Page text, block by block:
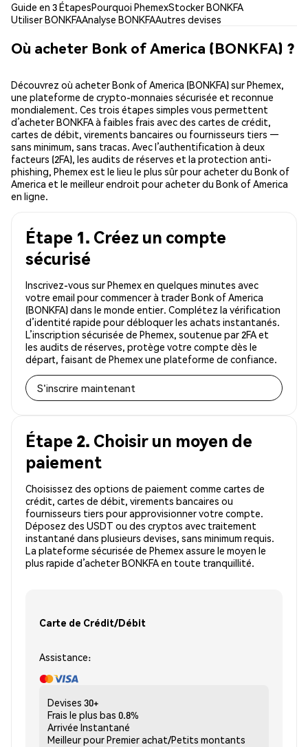
Guide en 3 ÉtapesPourquoi PhemexStocker BONKFA
Utiliser BONKFAAnalyse BONKFAAutres devises
Où acheter Bonk of America (BONKFA) ?
Découvrez où acheter Bonk of America (BONKFA) sur Phemex,
une plateforme de crypto-monnaies sécurisée et reconnue
mondialement. Ces trois étapes simples vous permettent
d’acheter BONKFA à faibles frais avec des cartes de crédit,
cartes de débit, virements bancaires ou fournisseurs tiers —
sans minimum, sans tracas. Avec l’authentification à deux
facteurs (2FA), les audits de réserves et la protection anti-
phishing, Phemex est le lieu le plus sûr pour acheter du Bonk of
America et le meilleur endroit pour acheter du Bonk of America
en ligne.
Étape 1. Créez un compte
sécurisé
Inscrivez-vous sur Phemex en quelques minutes avec
votre email pour commencer à trader Bonk of America
(BONKFA) dans le monde entier. Complétez la vérification
d’identité rapide pour débloquer les achats instantanés.
L’inscription sécurisée de Phemex, soutenue par 2FA et
les audits de réserves, protège votre compte dès le
départ, faisant de Phemex une plateforme de confiance.
S'inscrire maintenant
Étape 2. Choisir un moyen de
paiement
Choisissez des options de paiement comme cartes de
crédit, cartes de débit, virements bancaires ou
fournisseurs tiers pour approvisionner votre compte.
Déposez des USDT ou des cryptos avec traitement
instantané dans plusieurs devises, sans minimum requis.
La plateforme sécurisée de Phemex assure le moyen le
plus rapide d’acheter BONKFA en toute tranquillité.
Carte de Crédit/Débit
Assistance:
Devises 30+
Frais le plus bas 0.8%
Arrivée Instantané
Meilleur pourPremier achat/Petits montants